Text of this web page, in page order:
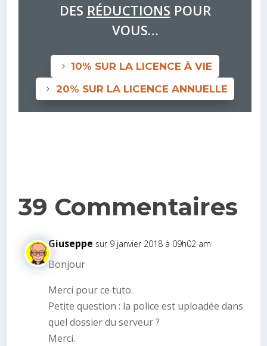
DES RÉDUCTIONS POUR
VOUS…
10% SUR LA LICENCE À VIE
20% SUR LA LICENCE ANNUELLE
39 Commentaires
Giuseppe sur 9 janvier 2018 à 09h02 am
Bonjour
Merci pour ce tuto.
Petite question : la police est uploadée dans
quel dossier du serveur ?
Merci.